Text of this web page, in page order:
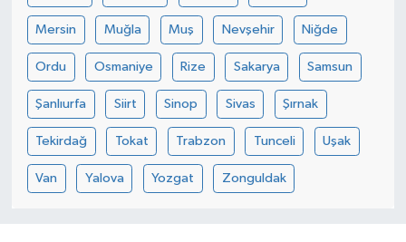
Mersin Muğla Muş Nevşehir Niğde
Ordu Osmaniye Rize Sakarya Samsun
Şanlıurfa Siirt Sinop Sivas Şırnak
Tekirdağ Tokat Trabzon Tunceli Uşak
Van Yalova Yozgat Zonguldak